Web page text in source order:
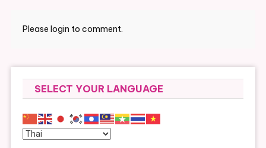
Please login to comment.
SELECT YOUR LANGUAGE